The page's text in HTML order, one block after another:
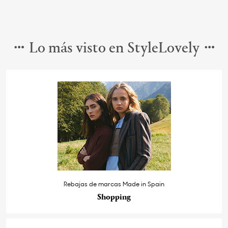
Lo más visto en StyleLovely
Rebajas de marcas Made in Spain
Shopping